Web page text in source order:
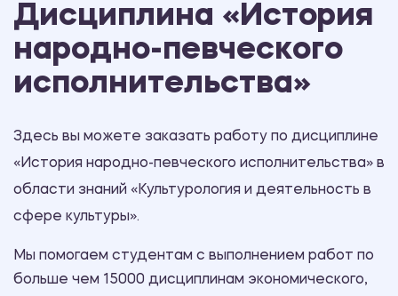
Дисциплина «История
народно-певческого
исполнительства»
Здесь вы можете заказать работу по дисциплине
«История народно-певческого исполнительства» в
области знаний «Культурология и деятельность в
сфере культуры».
Мы помогаем студентам с выполнением работ по
больше чем 15000 дисциплинам экономического,